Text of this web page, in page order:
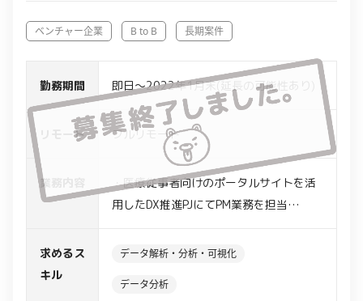
ベンチャー企業 B to B 長期案件
勤務期間 即日～2022年1月末(延長の可能性あり)
リモート フルリモート
業務内容
・医療従事者向けのポータルサイトを活
用したDX推進PJにてPM業務を担当
-KPI設計
-アンケートを元にデータ分析、資料作
求めるス
キル
データ解析・分析・可視化
データ分析